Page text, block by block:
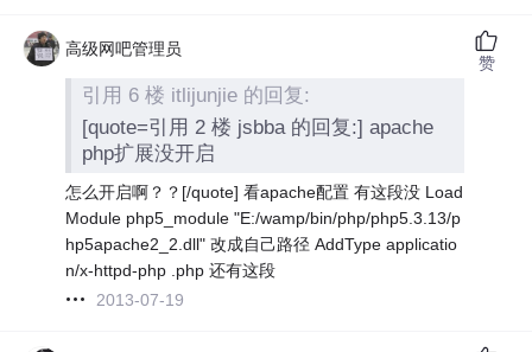
高级网吧管理员
引用 6 楼 itlijunjie 的回复:
[quote=引用 2 楼 jsbba 的回复:] apache
php扩展没开启
怎么开启啊？？[/quote] 看apache配置 有这段没 Load
Module php5_module "E:/wamp/bin/php/php5.3.13/p
hp5apache2_2.dll" 改成自己路径 AddType applicatio
n/x-httpd-php .php 还有这段
2013-07-19
赞